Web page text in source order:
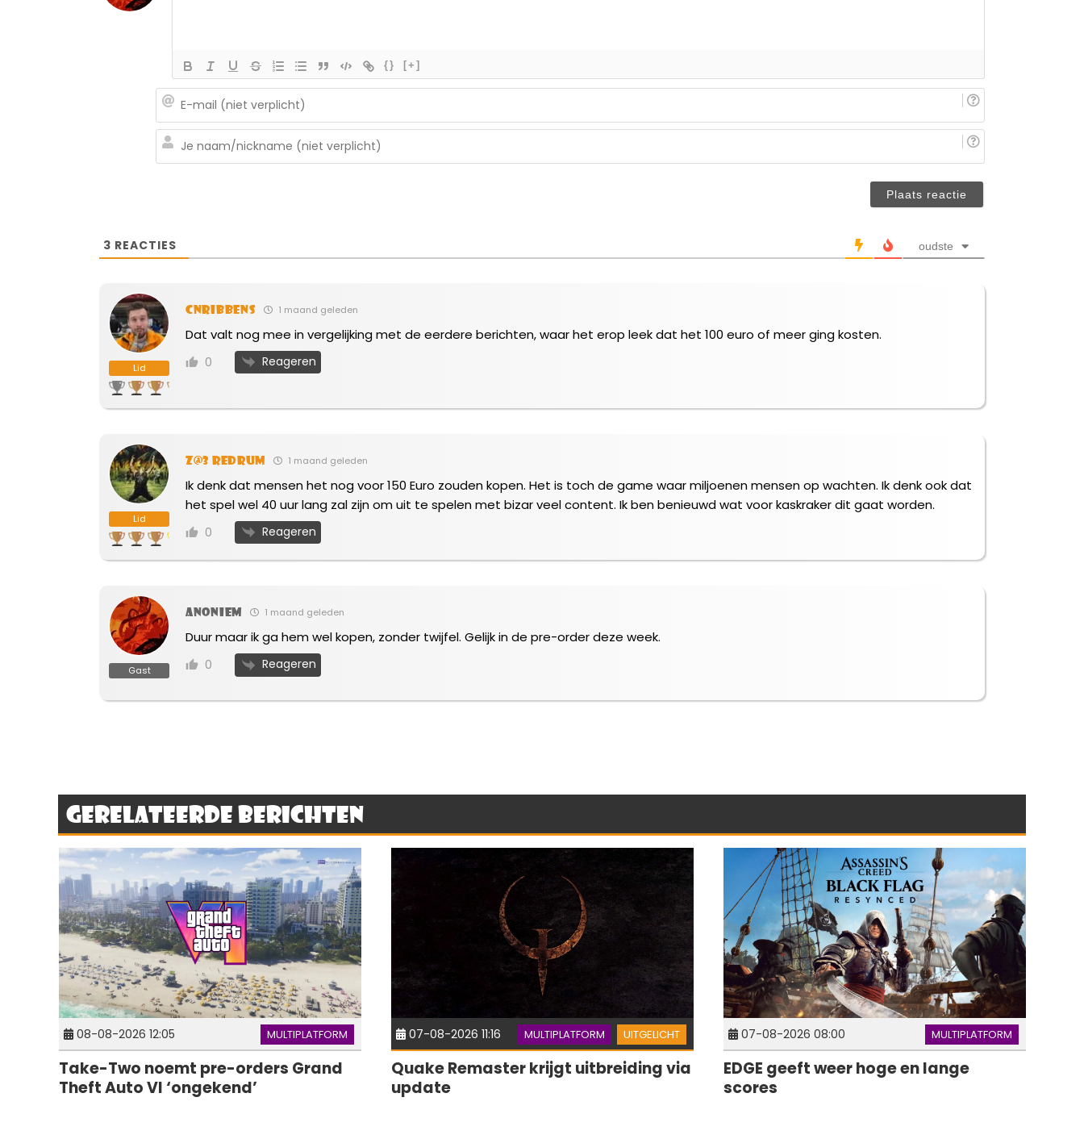
{} [+]
(niet
3 REACTIES oudste
Lid
cnribbens 1 maand geleden
Dat valt nog mee in vergelijking met de eerdere berichten, waar het erop leek dat het 100 euro of meer ging kosten.
0 Reageren
Lid
Z@3 Redrum 1 maand geleden
Ik denk dat mensen het nog voor 150 Euro zouden kopen. Het is toch de game waar miljoenen mensen op wachten. Ik denk ook dat
het spel wel 40 uur lang zal zijn om uit te spelen met bizar veel content. Ik ben benieuwd wat voor kaskraker dit gaat worden.
0 Reageren
Gast
Anoniem 1 maand geleden
Duur maar ik ga hem wel kopen, zonder twijfel. Gelijk in de pre-order deze week.
0 Reageren
Gerelateerde berichten
08-08-2026 12:05 MULTIPLATFORM
Take-Two noemt pre-orders Grand
Theft Auto VI ‘ongekend’
07-08-2026 11:16 MULTIPLATFORM UITGELICHT
Quake Remaster krijgt uitbreiding via
update
07-08-2026 08:00 MULTIPLATFORM
EDGE geeft weer hoge en lange
scores